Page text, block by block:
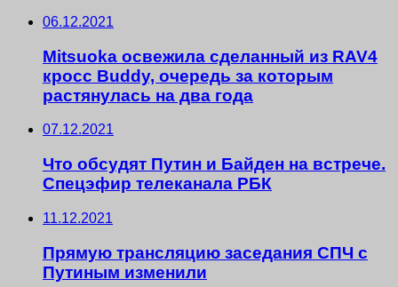
06.12.2021
Mitsuoka освежила сделанный из RAV4
кросс Buddy, очередь за которым
растянулась на два года
07.12.2021
Что обсудят Путин и Байден на встрече.
Спецэфир телеканала РБК
11.12.2021
Прямую трансляцию заседания СПЧ с
Путиным изменили